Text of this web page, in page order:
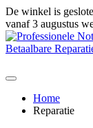
Ga
naar
de
inhoud
De winkel is
vanaf 3 augustus
Home
Reparatie